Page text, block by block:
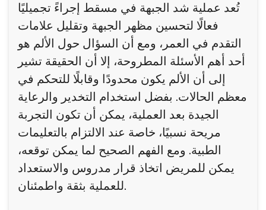
تُعد عملية شد الجبهة في مسقط إجراءً تجميليًا
فعالًا لتحسين مظهر الجبهة وتقليل علامات
التقدم في العمر، ومع أن السؤال حول الألم هو
أحد أهم الأسئلة المطروحة، إلا أن الحقيقة تشير
إلى أن الألم يكون محدودًا وقابلًا للتحكم في
معظم الحالات. بفضل استخدام التخدير والرعاية
الجيدة بعد العملية، يمكن أن تكون التجربة
مريحة نسبيًا، خاصة عند الالتزام بالتعليمات
الطبية. ومع الفهم الصحيح لما يمكن توقعه،
يمكن للمريض اتخاذ قرار مدروس والاستعداد
للعملية بثقة واطمئنان.